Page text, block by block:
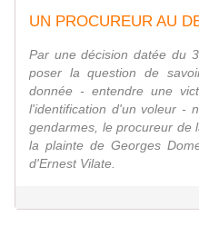
Par une décision datée du
poser la question de
donnée - entendre une
l'identification d'un voleur -
gendarmes, le procureur de
la plainte de Georges
d'Ernest Vilate.